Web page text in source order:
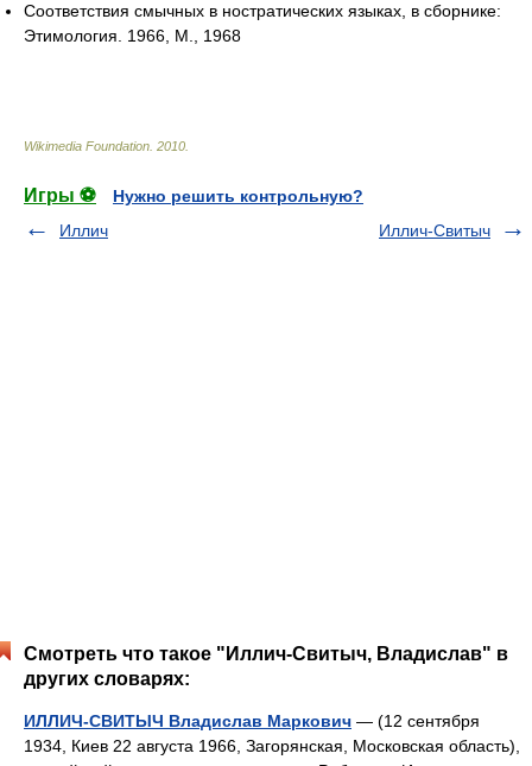
Соответствия смычных в ностратических языках, в сборнике:
Этимология. 1966, М., 1968
Wikimedia Foundation 2010
Игры ⚽
Нужно решить контрольную?
Иллич
Иллич-Свитыч
Смотреть что такое "Иллич-Свитыч, Владислав" в
других словарях:
ИЛЛИЧ-СВИТЫЧ Владислав Маркович — (12 сентября
1934, Киев 22 августа 1966, Загорянская, Московская область),